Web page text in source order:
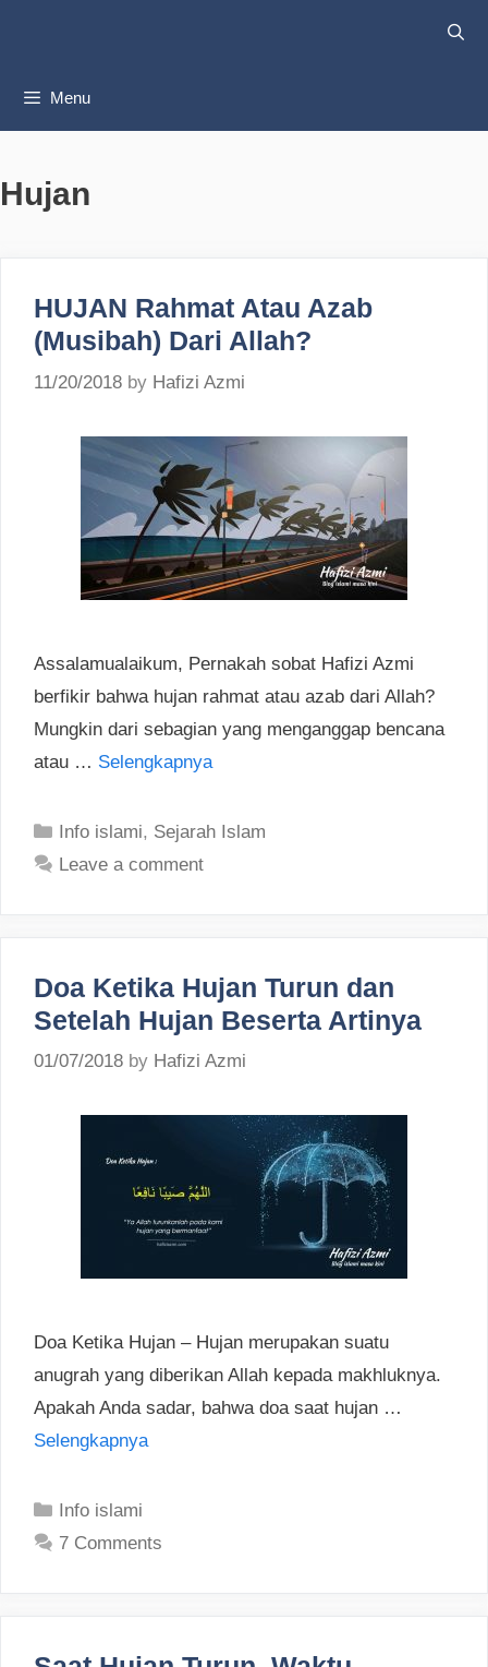
Menu
Hujan
HUJAN Rahmat Atau Azab
(Musibah) Dari Allah?
11/20/2018 by Hafizi Azmi
Assalamualaikum, Pernakah sobat Hafizi Azmi
berfikir bahwa hujan rahmat atau azab dari Allah?
Mungkin dari sebagian yang menganggap bencana
atau … Selengkapnya
Categories
Info islami, Sejarah Islam
Leave a comment
Doa Ketika Hujan Turun dan
Setelah Hujan Beserta Artinya
01/07/2018 by Hafizi Azmi
Doa Ketika Hujan – Hujan merupakan suatu
anugrah yang diberikan Allah kepada makhluknya.
Apakah Anda sadar, bahwa doa saat hujan …
Selengkapnya
Categories
Info islami
7 Comments